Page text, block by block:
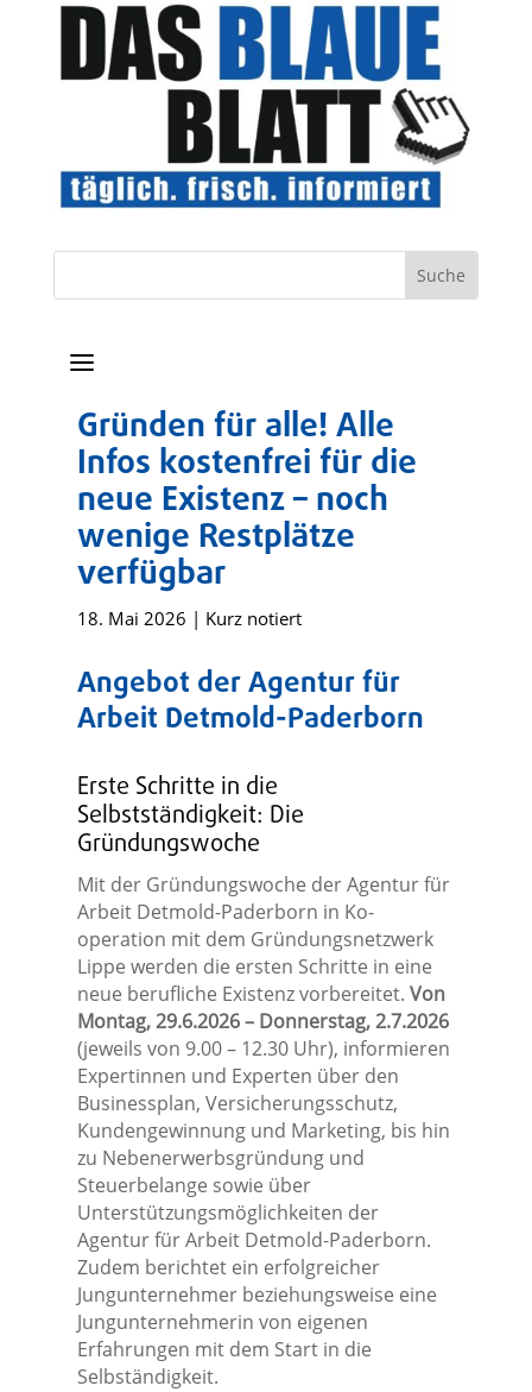
a
Gründen für alle! Alle
Infos kostenfrei für die
neue Existenz – noch
wenige Restplätze
verfügbar
18. Mai 2026 | Kurz notiert
Angebot der Agentur für
Arbeit Detmold-Paderborn
Erste Schritte in die
Selbstständigkeit: Die
Gründungswoche
Mit der Gründungswoche der Agentur für
Arbeit Detmold-Paderborn in Ko-
operation mit dem Gründungsnetzwerk
Lippe werden die ersten Schritte in eine
neue berufliche Existenz vorbereitet. Von
Montag, 29.6.2026 – Donnerstag, 2.7.2026
(jeweils von 9.00 – 12.30 Uhr), informieren
Expertinnen und Experten über den
Businessplan, Versicherungsschutz,
Kundengewinnung und Marketing, bis hin
zu Nebenerwerbsgründung und
Steuerbelange sowie über
Unterstützungsmöglichkeiten der
Agentur für Arbeit Detmold-Paderborn.
Zudem berichtet ein erfolgreicher
Jungunternehmer beziehungsweise eine
Jungunternehmerin von eigenen
Erfahrungen mit dem Start in die
Selbständigkeit.